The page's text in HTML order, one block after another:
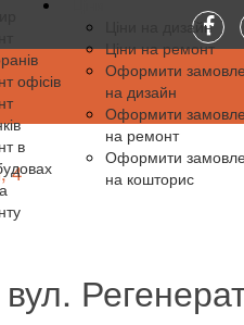
офісів
в
Ціни на дизайн
Ціни на ремонт
Оформити
на дизайн
Оформити
на ремонт
Оформити
на кошторис
4